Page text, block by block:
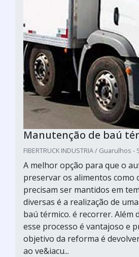
Manutenção de baú
FIBERTRUCK INDUSTRIA / Guarulhos -
A melhor opção para que o
preservar os alimentos como
precisam ser mantidos em
diversas é a realização de
baú térmico. é recorrer. Além
esse processo é vantajoso e
objetivo da reforma é
ao ve&iacu...